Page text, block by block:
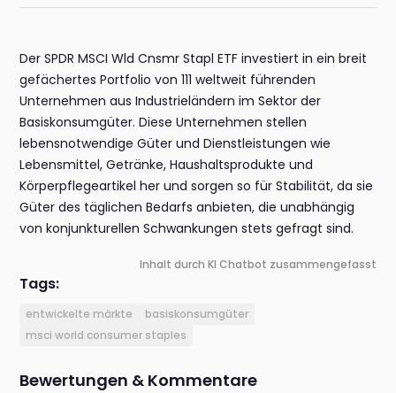
Der SPDR MSCI Wld Cnsmr Stapl ETF investiert in ein breit
gefächertes Portfolio von 111 weltweit führenden
Unternehmen aus Industrieländern im Sektor der
Basiskonsumgüter. Diese Unternehmen stellen
lebensnotwendige Güter und Dienstleistungen wie
Lebensmittel, Getränke, Haushaltsprodukte und
Körperpflegeartikel her und sorgen so für Stabilität, da sie
Güter des täglichen Bedarfs anbieten, die unabhängig
von konjunkturellen Schwankungen stets gefragt sind.
Inhalt durch KI Chatbot zusammengefasst
Tags:
entwickelte märkte
basiskonsumgüter
msci world consumer staples
Bewertungen & Kommentare